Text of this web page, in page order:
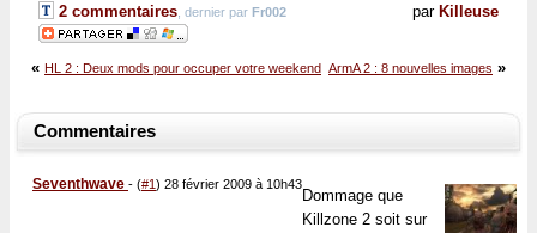
par Killeuse
2 commentaires , dernier par Fr002
ArmA 2 : 8 nouvelles images »
« HL 2 : Deux mods pour occuper votre weekend
Commentaires
Seventhwave - (#1) 28 février 2009 à 10h43
Dommage que
Killzone 2 soit sur